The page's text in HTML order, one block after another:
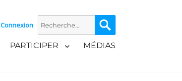
Connexion
Recherche
pour :
PARTICIPER MÉDIAS